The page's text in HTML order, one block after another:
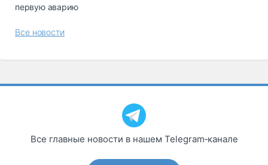
первую аварию
Все новости
Все главные новости в нашем Telegram‑канале